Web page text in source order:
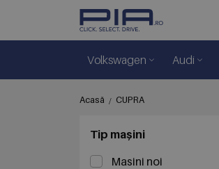
Volkswagen Audi
Acasă CUPRA
Tip mașini
Masini noi